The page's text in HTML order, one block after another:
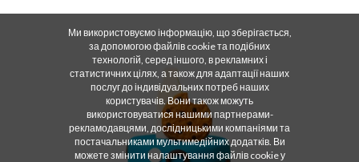
Ми використовуємо інформацію, що зберігається,
за допомогою файлів cookie та подібних
технологій, серед іншого, в рекламних і
статистичних цілях, а також для адаптації наших
послуг до індивідуальних потреб наших
користувачів. Вони також можуть
використовуватися нашими партнерами-
рекламодавцями, дослідницькими компаніями та
постачальниками мультимедійних додатків. Ви
можете змінити налаштування файлів cookie у